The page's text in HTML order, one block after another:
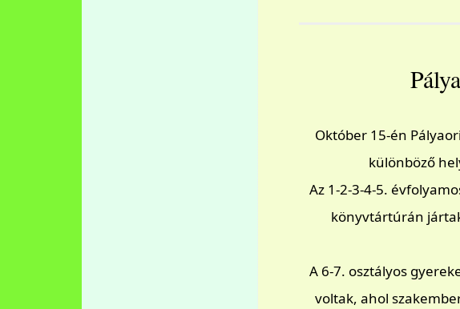
Október 15-én
különböző
Az 1-2-3-4-5.
könyvtártúrán
A 6-7. osztályos
voltak, ahol